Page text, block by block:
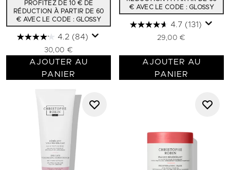
PROFITEZ DE 10 € DE
RÉDUCTION À PARTIR DE 60
€ AVEC LE CODE : GLOSSY
4.2 (84)
30,00 €
AJOUTER AU
PANIER
€ AVEC LE CODE : GLOSSY
4.7 (131)
29,00 €
AJOUTER AU
PANIER